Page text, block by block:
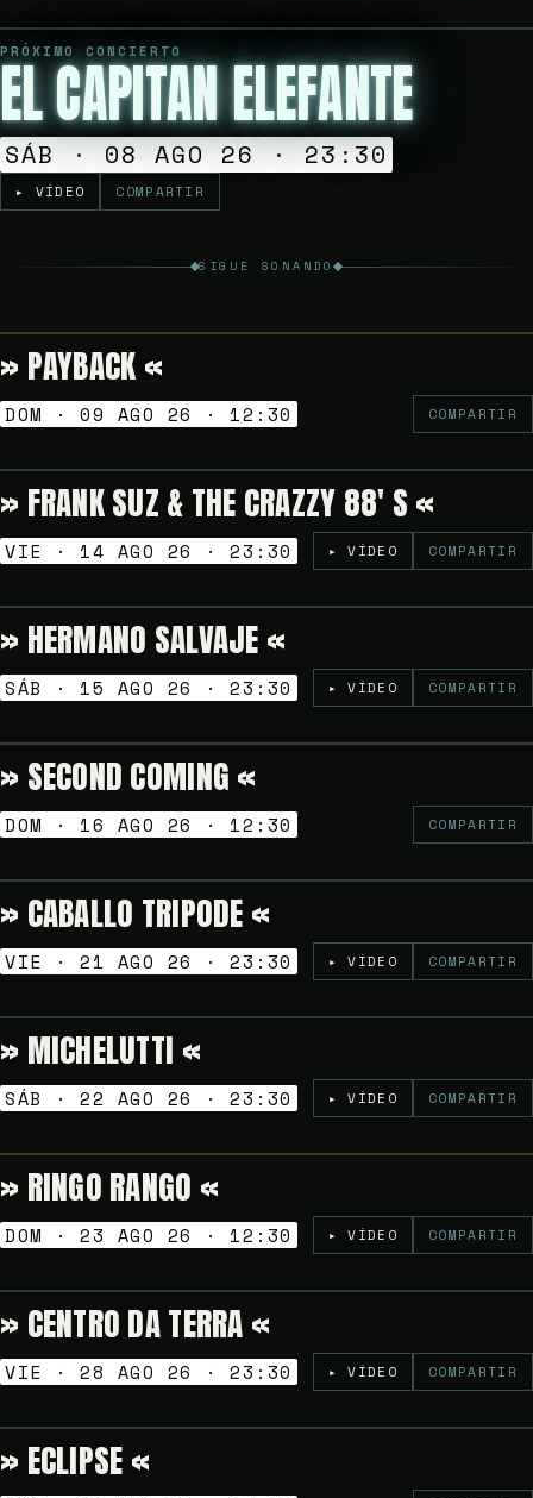
NOCHES GOLFAS
PRÓXIMO CONCIERTO
EL CAPITAN ELEFANTE
SÁB · 08 AGO 26 · 23:30
▸ VÍDEO COMPARTIR
SIGUE SONANDO
VERMUT SESSION
» PAYBACK «
DOM · 09 AGO 26 · 12:30 COMPARTIR
NOCHES GOLFAS
» FRANK SUZ & THE CRAZZY 88′ S «
VIE · 14 AGO 26 · 23:30 ▸ VÍDEO COMPARTIR
NOCHES GOLFAS
» HERMANO SALVAJE «
SÁB · 15 AGO 26 · 23:30 ▸ VÍDEO COMPARTIR
VERMUT SESSION
» SECOND COMING «
DOM · 16 AGO 26 · 12:30 COMPARTIR
NOCHES GOLFAS
» CABALLO TRIPODE «
VIE · 21 AGO 26 · 23:30 ▸ VÍDEO COMPARTIR
NOCHES GOLFAS
» MICHELUTTI «
SÁB · 22 AGO 26 · 23:30 ▸ VÍDEO COMPARTIR
VERMUT SESSION
» RINGO RANGO «
DOM · 23 AGO 26 · 12:30 ▸ VÍDEO COMPARTIR
NOCHES GOLFAS
» CENTRO DA TERRA «
VIE · 28 AGO 26 · 23:30 ▸ VÍDEO COMPARTIR
NOCHES GOLFAS
» ECLIPSE «